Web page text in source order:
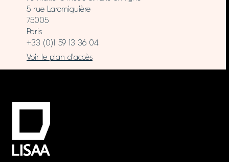
5 rue Laromiguière
75005
Paris
+33 (0)1 59 13 36 04
Voir le plan d’accès